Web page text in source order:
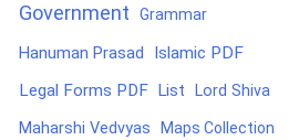
Government Grammar
Hanuman Prasad
Islamic PDF
Legal Forms PDF List Lord Shiva
Maharshi Vedvyas Maps Collection